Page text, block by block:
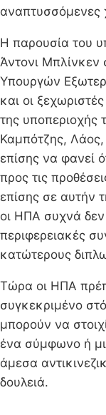
αναπτυσσόμενες
Η παρουσία του
Άντονι Μπλίνκεν
Υπουργών
και οι
της
Καμπότζης, Λάος,
επίσης να φανεί
προς τις
επίσης σε αυτήν
οι ΗΠΑ συχνά
περιφερειακές
κατώτερους
Τώρα οι ΗΠΑ
συγκεκριμένο
μπορούν να
ένα σύμφωνο ή
άμεσα
δουλειά.